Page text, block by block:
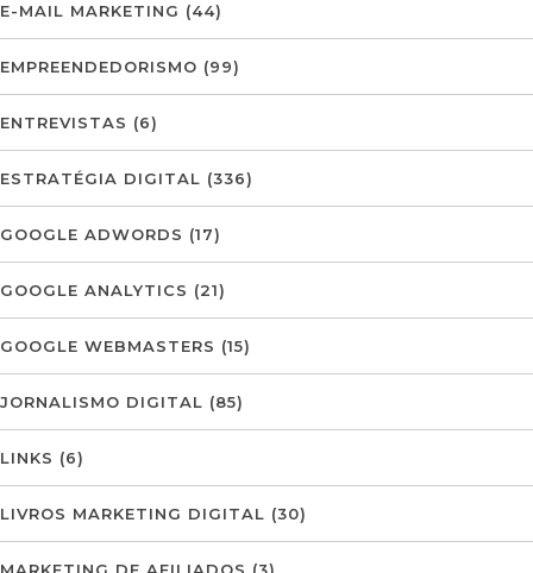
E-MAIL MARKETING (44)
EMPREENDEDORISMO (99)
ENTREVISTAS (6)
ESTRATÉGIA DIGITAL (336)
GOOGLE ADWORDS (17)
GOOGLE ANALYTICS (21)
GOOGLE WEBMASTERS (15)
JORNALISMO DIGITAL (85)
LINKS (6)
LIVROS MARKETING DIGITAL (30)